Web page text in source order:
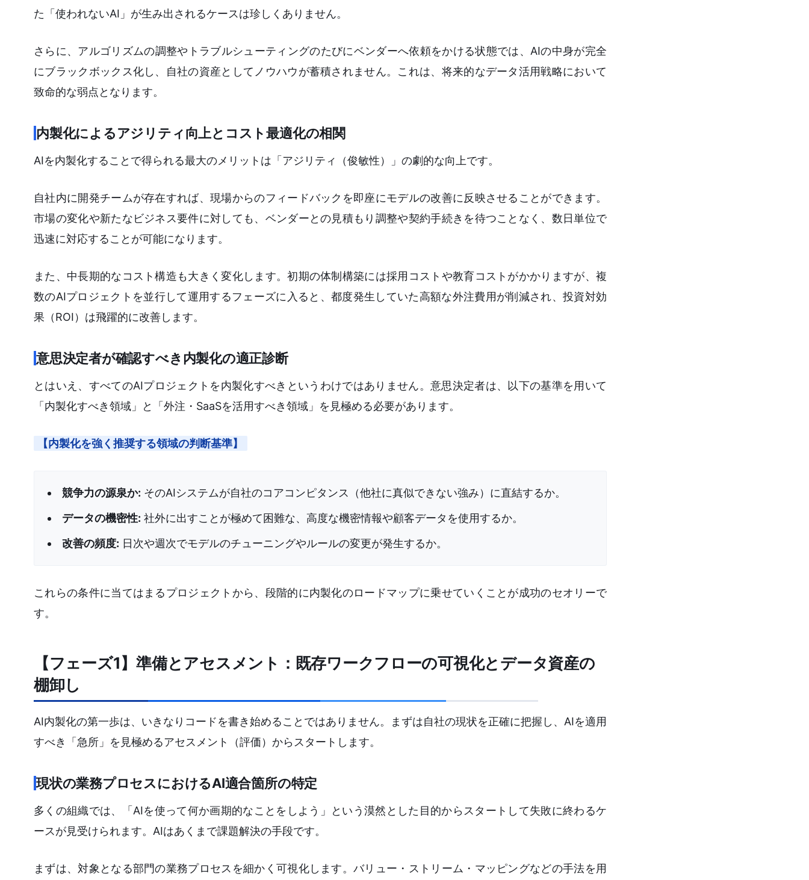
た「使われないAI」が生み出されるケースは珍しくありません。
さらに、アルゴリズムの調整やトラブルシューティングのたびにベンダーへ依頼をかける状態では、AIの中身が完全
にブラックボックス化し、自社の資産としてノウハウが蓄積されません。これは、将来的なデータ活用戦略において
致命的な弱点となります。
内製化によるアジリティ向上とコスト最適化の相関
AIを内製化することで得られる最大のメリットは「アジリティ（俊敏性）」の劇的な向上です。
自社内に開発チームが存在すれば、現場からのフィードバックを即座にモデルの改善に反映させることができます。
市場の変化や新たなビジネス要件に対しても、ベンダーとの見積もり調整や契約手続きを待つことなく、数日単位で
迅速に対応することが可能になります。
また、中長期的なコスト構造も大きく変化します。初期の体制構築には採用コストや教育コストがかかりますが、複
数のAIプロジェクトを並行して運用するフェーズに入ると、都度発生していた高額な外注費用が削減され、投資対効
果（ROI）は飛躍的に改善します。
意思決定者が確認すべき内製化の適正診断
とはいえ、すべてのAIプロジェクトを内製化すべきというわけではありません。意思決定者は、以下の基準を用いて
「内製化すべき領域」と「外注・SaaSを活用すべき領域」を見極める必要があります。
【内製化を強く推奨する領域の判断基準】
競争力の源泉か: そのAIシステムが自社のコアコンピタンス（他社に真似できない強み）に直結するか。
データの機密性: 社外に出すことが極めて困難な、高度な機密情報や顧客データを使用するか。
改善の頻度: 日次や週次でモデルのチューニングやルールの変更が発生するか。
これらの条件に当てはまるプロジェクトから、段階的に内製化のロードマップに乗せていくことが成功のセオリーで
す。
【フェーズ1】準備とアセスメント：既存ワークフローの可視化とデータ資産の
棚卸し
AI内製化の第一歩は、いきなりコードを書き始めることではありません。まずは自社の現状を正確に把握し、AIを適用
すべき「急所」を見極めるアセスメント（評価）からスタートします。
現状の業務プロセスにおけるAI適合箇所の特定
多くの組織では、「AIを使って何か画期的なことをしよう」という漠然とした目的からスタートして失敗に終わるケ
ースが見受けられます。AIはあくまで課題解決の手段です。
まずは、対象となる部門の業務プロセスを細かく可視化します。バリュー・ストリーム・マッピングなどの手法を用